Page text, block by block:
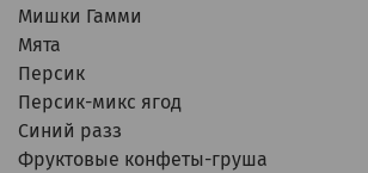
Мишки Гамми
Мята
Персик
Персик-микс ягод
Синий разз
Фруктовые конфеты-груша